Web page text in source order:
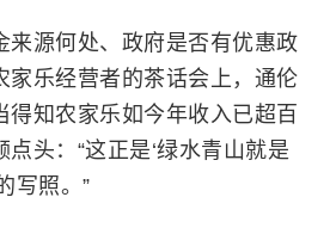
来源何处、政府是否有优惠政
乐经营者的茶话会上，通伦
得知农家乐如今年收入已超百
头：“这正是‘绿水青山就是
写照。”